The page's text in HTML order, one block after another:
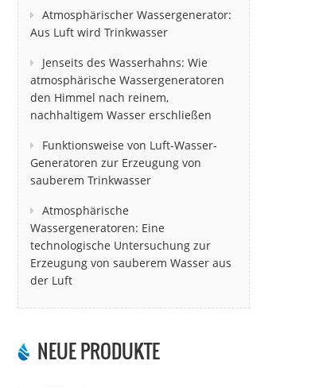
Atmosphärischer Wassergenerator:
Aus Luft wird Trinkwasser
Jenseits des Wasserhahns: Wie
atmosphärische Wassergeneratoren
den Himmel nach reinem,
nachhaltigem Wasser erschließen
Funktionsweise von Luft-Wasser-
Generatoren zur Erzeugung von
sauberem Trinkwasser
Atmosphärische
Wassergeneratoren: Eine
technologische Untersuchung zur
Erzeugung von sauberem Wasser aus
der Luft
NEUE PRODUKTE